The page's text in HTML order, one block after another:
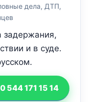
дела, ДТП,
задержания,
и в суде.
544 171 15 14